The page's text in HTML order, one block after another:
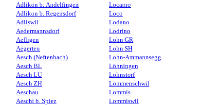
Adlikon b. Andelfingen
Adlikon b. Regensdorf
Adliswil
Aedermannsdorf
Aefligen
Aegerten
Aesch (Neftenbach)
Aesch BL
Aesch LU
Aesch ZH
Aeschau
Aeschi b. Spiez
Locarno
Loco
Lodano
Lodrino
Lohn GR
Lohn SH
Lohn-Ammannsegg
Löhningen
Lohnstorf
Lömmenschwil
Lommis
Lommiswil